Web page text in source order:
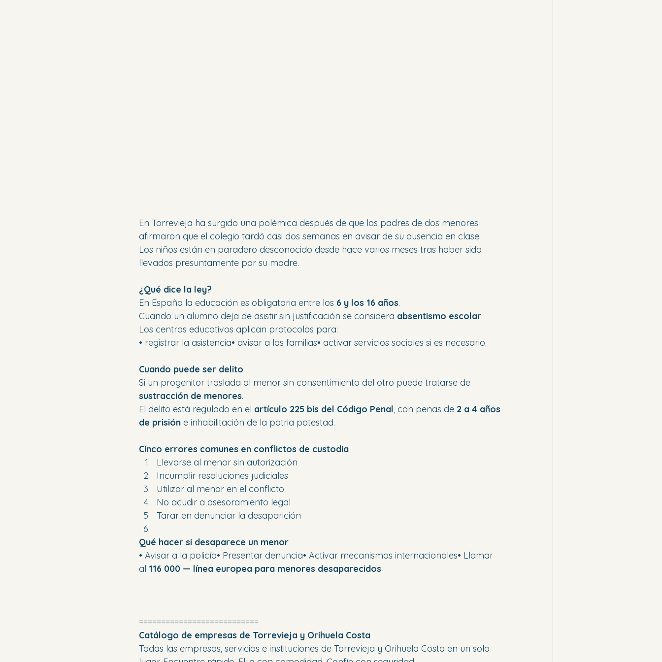
En Torrevieja ha surgido una polémica después de que los padres de dos menores
afirmaron que el colegio tardó casi dos semanas en avisar de su ausencia en clase.
Los niños están en paradero desconocido desde hace varios meses tras haber sido
llevados presuntamente por su madre.
¿Qué dice la ley?
En España la educación es obligatoria entre los 6 y los 16 años.
Cuando un alumno deja de asistir sin justificación se considera absentismo escolar.
Los centros educativos aplican protocolos para:
• registrar la asistencia• avisar a las familias• activar servicios sociales si es necesario.
Cuando puede ser delito
Si un progenitor traslada al menor sin consentimiento del otro puede tratarse de
sustracción de menores.
El delito está regulado en el artículo 225 bis del Código Penal, con penas de 2 a 4 años
de prisión e inhabilitación de la patria potestad.
Cinco errores comunes en conflictos de custodia
Llevarse al menor sin autorización
Incumplir resoluciones judiciales
Utilizar al menor en el conflicto
No acudir a asesoramiento legal
Tarar en denunciar la desaparición
Qué hacer si desaparece un menor
• Avisar a la policía• Presentar denuncia• Activar mecanismos internacionales• Llamar
al 116 000 — línea europea para menores desaparecidos
===========================
Catálogo de empresas de Torrevieja y Orihuela Costa
Todas las empresas, servicios e instituciones de Torrevieja y Orihuela Costa en un solo